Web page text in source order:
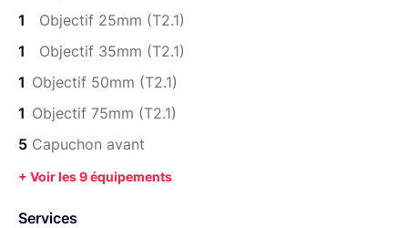
Objectif 1x50mm (T2.1)
Objectif 1x75mm (T2.1)
5 x capuchon avant
5 x capuchon arrière
5 x outils de montage EF
1 étui
1
Objectif 25mm (T2.1)
1
Objectif 35mm (T2.1)
1 Objectif 50mm (T2.1)
1 Objectif 75mm (T2.1)
5 Capuchon avant
+ Voir les 9 équipements
Services